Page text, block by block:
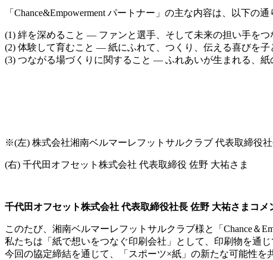
「Chance&Empowerment パートナー」の主な内容は、以下の通
(1) 絆を深めること — ファンと選手、そして未来の担い手をつ
(2) 体験して育むこと — 紙にふれて、つくり、伝える喜びを子
(3) つながる場づくりに関すること — ふれあいが生まれる、紙
※(左) 株式会社湘南ベルマーレフットサルクラブ 代表取締役
(右) 千代田オフセット株式会社 代表取締役 佐野 大祐さま
千代田オフセット株式会社 代表取締役社長 佐野 大祐さまコメ
このたび、湘南ベルマーレフットサルクラブ様と「Chance＆
私たちは「紙で想いをつなぐ印刷会社」として、印刷物を通
今回の協定締結を通じて、「スポーツ×紙」の新たな可能性